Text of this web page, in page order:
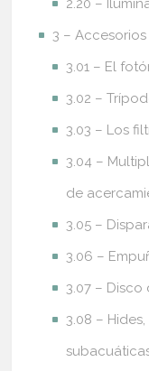
2.20 –
3 – Accesorios
3.01 – El
3.02 –
3.03 – Los
3.04 –
de
3.05 –
3.06 –
3.07 –
3.08 –